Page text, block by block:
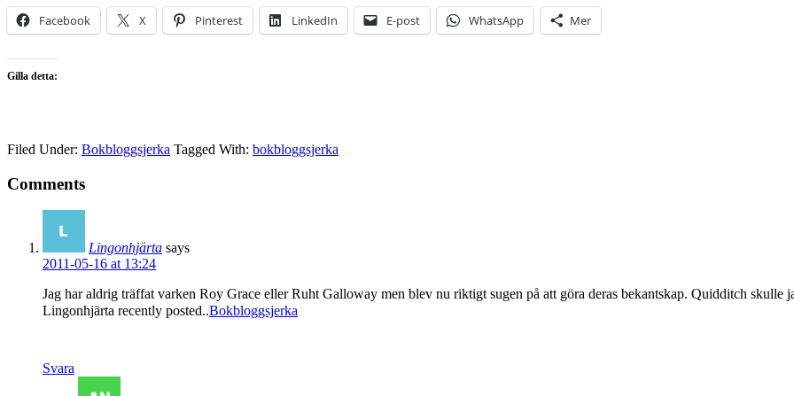
Facebook X Pinterest LinkedIn E-post WhatsApp Mer
Gilla detta:
Filed Under: Bokbloggsjerka Tagged With: bokbloggsjerka
Comments
Lingonhjärta says
2011-05-16 at 13:24
Jag har aldrig träffat varken Roy Grace eller Ruht Galloway men blev nu riktigt sugen på att göra deras bekantskap. Quidditch skulle
Lingonhjärta recently posted..Bokbloggsjerka
Svara